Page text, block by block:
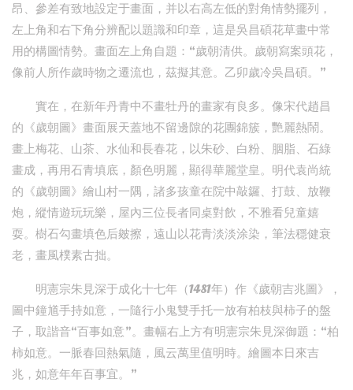
昂、參差有致地設定于畫面，并以右高左低的對角情勢擺列，
左上角和右下角分辨配以題識和印章，這是吳昌碩花草畫中常
用的構圖情勢。畫面左上角自題：“歲朝清供。歲朝寫案頭花，
像前人所作歲時物之遷流也，茲擬其意。乙卯歲冷吳昌碩。”
實在，在新年丹青中不畫牡丹的畫家有良多。像宋代趙昌
的《歲朝圖》畫面展天蓋地不留邊隙的花團錦簇，艷麗熱鬧。
畫上梅花、山茶、水仙和長春花，以朱砂、白粉、胭脂、石綠
畫成，再用石青填底，顏色明麗，顯得華麗堂皇。明代袁尚統
的《歲朝圖》繪山村一隅，諸多孩童在院中敲鑼、打鼓、放鞭
炮，縱情遊玩玩樂，屋內三位長者同桌對飲，不雅看兒童嬉
耍。樹石勾畫填色后皴擦，遠山以花青淡淡涂染，筆法穩健衰
老，畫風樸素古拙。
明憲宗朱見深于成化十七年（1481年）作《歲朝吉兆圖》，
圖中鐘馗手持如意，一隨行小鬼雙手托一放有柏枝與柿子的盤
子，取諧音“百事如意”。畫幅右上方有明憲宗朱見深御題：“柏
柿如意。一脈春回熱氣隨，風云萬里值明時。繪圖本日來吉
兆，如意年年百事宜。”